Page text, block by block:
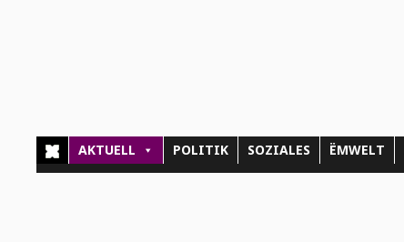
AKTUELL POLITIK SOZIALES ËMWELT